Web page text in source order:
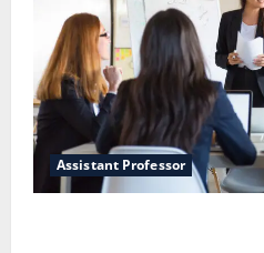
Assistant Professor